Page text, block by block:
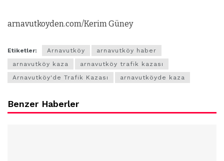
arnavutkoyden.com/Kerim Güney
Etiketler: Arnavutköy
arnavutköy haber
arnavutköy kaza
arnavutköy trafik kazası
Arnavutköy'de Trafik Kazası
arnavutköyde kaza
Benzer Haberler